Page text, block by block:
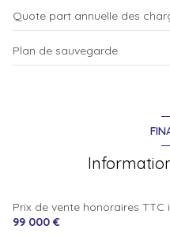
Quote part annuelle des
Plan de sauvegarde
Prix de vente honoraires TTC
99 000 €